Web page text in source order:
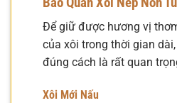
Để giữ được hương vị
của xôi trong thời gian
đúng cách là rất quan
Xôi Mới Nấu